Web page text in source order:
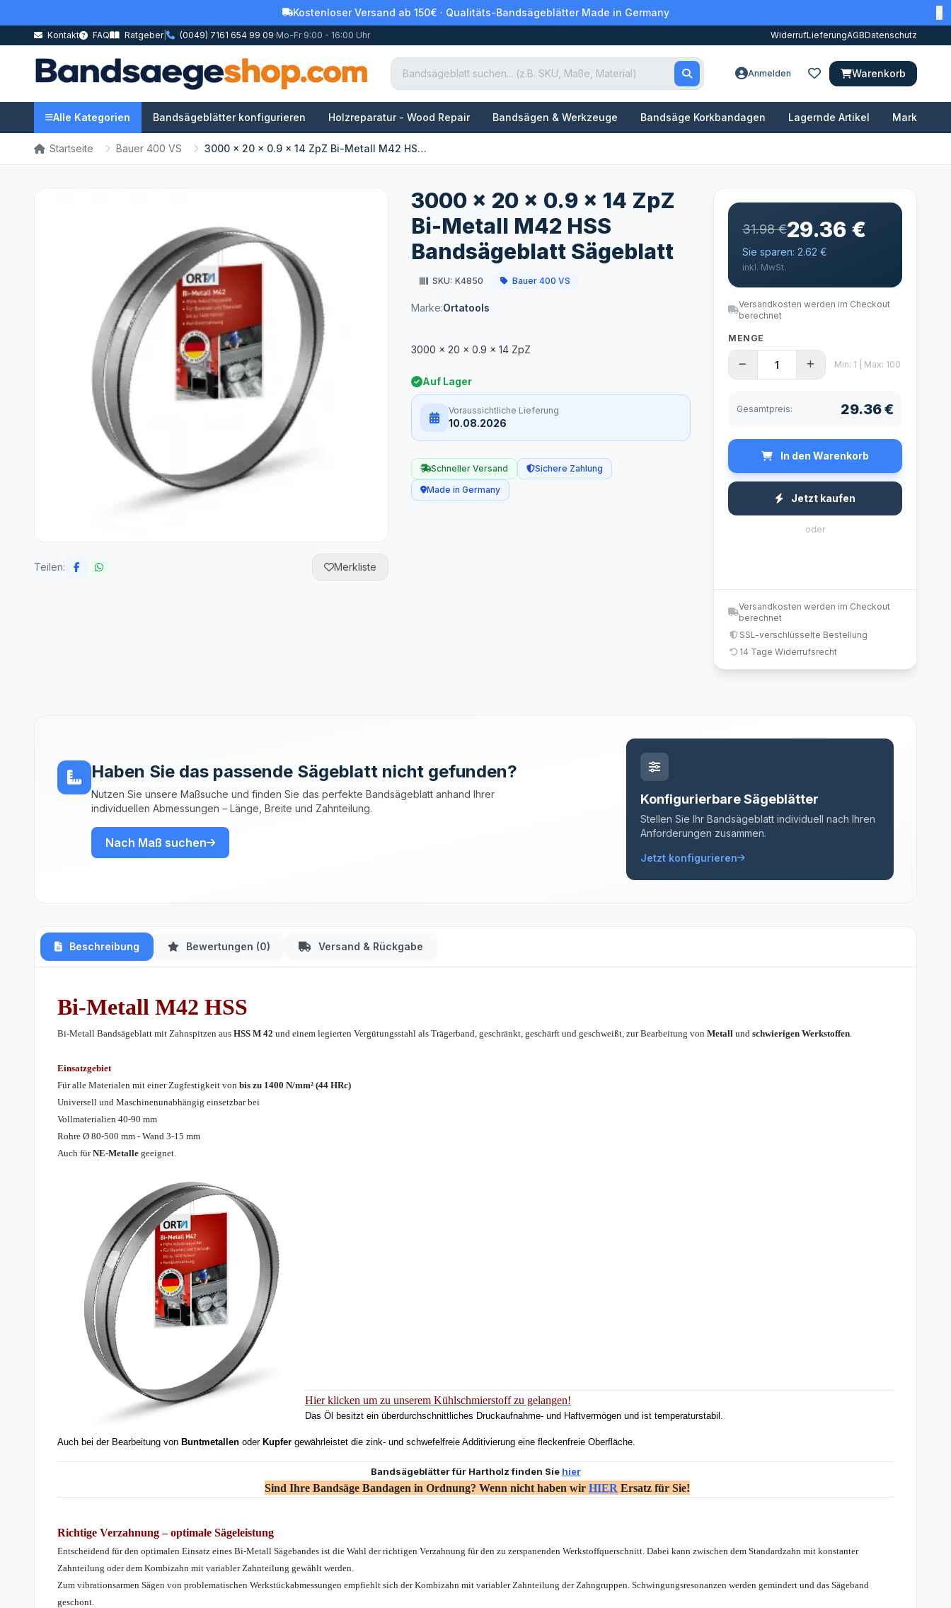
Kostenloser Versand ab 150€ · Qualitäts-Bandsägeblätter Made in Germany
Kontakt FAQ Ratgeber| (0049) 7161 654 99 09·Mo-Fr 9:00 - 16:00 Uhr WiderrufLieferungAGBDatenschutz
Anmelden Warenkorb
Alle Kategorien Bandsägeblätter konfigurieren Holzreparatur - Wood Repair Bandsägen & Werkzeuge Bandsäge Korkbandagen Lagernde Artikel Marken
Startseite Bauer 400 VS 3000 x 20 x 0.9 x 14 ZpZ Bi-Metall M42 HSS Bandsägeblatt Sägeblatt
Teilen: Merkliste
3000 x 20 x 0.9 x 14 ZpZ
Bi-Metall M42 HSS
Bandsägeblatt Sägeblatt
SKU: K4850 Bauer 400 VS
Marke:Ortatools
Auf Lager
Voraussichtliche Lieferung
10.08.2026
Schneller Versand
Sichere Zahlung
Made in Germany
31.98 €29.36 €
Sie sparen: 2.62 €
inkl. MwSt.
Versandkosten werden im Checkout
berechnet
MENGE
Min: 1 | Max: 100
Gesamtpreis: 29.36 €
In den Warenkorb
Jetzt kaufen
oder
Versandkosten werden im Checkout
berechnet
SSL-verschlüsselte Bestellung
14 Tage Widerrufsrecht
Haben Sie das passende Sägeblatt nicht gefunden?
Nutzen Sie unsere Maßsuche und finden Sie das perfekte Bandsägeblatt anhand Ihrer
individuellen Abmessungen – Länge, Breite und Zahnteilung.
Nach Maß suchen
Konfigurierbare Sägeblätter
Stellen Sie Ihr Bandsägeblatt individuell nach Ihren
Anforderungen zusammen.
Jetzt konfigurieren
Beschreibung Bewertungen (0) Versand & Rückgabe
Bi-Metall M42 HSS
Bi-Metall Bandsägeblatt mit Zahnspitzen aus HSS M 42 und einem legierten Vergütungsstahl als Trägerband, geschränkt, geschärft und geschweißt, zur Bearbeitung von Metall und schwierigen Werkstoffen.
Einsatzgebiet
Für alle Materialen mit einer Zugfestigkeit von bis zu 1400 N/mm² (44 HRc)
Universell und Maschinenunabhängig einsetzbar bei
Vollmaterialien 40-90 mm
Rohre Ø 80-500 mm - Wand 3-15 mm
Auch fürNE-Metalle geeignet.
Hier klicken um zu unserem Kühlschmierstoff zu gelangen!
Das Öl besitzt ein überdurchschnittliches Druckaufnahme- und Haftvermögen und ist temperaturstabil.
Auch bei der Bearbeitung von Buntmetallen oder Kupfer gewährleistet die zink- und schwefelfreie Additivierung eine fleckenfreie Oberfläche.
Bandsägeblätter für Hartholz finden Sie hier
Sind Ihre Bandsäge Bandagen in Ordnung? Wenn nicht haben wir HIER Ersatz für Sie!
Richtige Verzahnung – optimale Sägeleistung
Entscheidend für den optimalen Einsatz eines Bi-Metall Sägebandes ist die Wahl der richtigen Verzahnung für den zu zerspanenden Werkstoffquerschnitt. Dabei kann zwischen dem Standardzahn mit konstanter
Zahnteilung oder dem Kombizahn mit variabler Zahnteilung gewählt werden.
Zum vibrationsarmen Sägen von problematischen Werkstückabmessungen empfiehlt sich der Kombizahn mit variabler Zahnteilung der Zahngruppen. Schwingungsresonanzen werden gemindert und das Sägeband
geschont.